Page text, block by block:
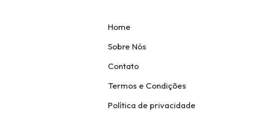
Home
Sobre Nós
Contato
Termos e Condições
Política de privacidade